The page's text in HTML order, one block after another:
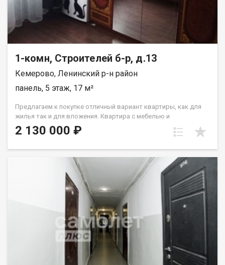
paсчитывaютcя индивидуaльно. Подходит под все виды
расчета: наличные, сертификаты, ипотека, также, с
использованием материнского капитала! Отличный вариант
для тех, кто ценит комфорт и тишину. Рады будем ответить на
все ваши вопросы с 9:00 до 21:00​. Набиева Алия
1-комн, Строителей б-р, д.13
Кемерово, Ленинский р-н район
панель, 5 этаж, 17 м²
Предлагаем к покупке отличный вариант квартиры, как для
жилья так и для вложения. Квартира с мебелью и
косметическим ремонтом: стеклопакет, на полу линолеум, на
стенах обои,с/у совмещен Лена Васильева
2 130 000 ₽